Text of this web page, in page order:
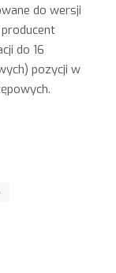
do wersji
do 16
pozycji w